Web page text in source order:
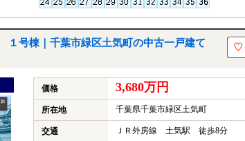
号棟｜千葉市緑区土気町の中古一戸建て
価格 3,680万円
所在地 千葉県千葉市緑区土気町
交通 ＪＲ外房線 土気駅 徒歩8分